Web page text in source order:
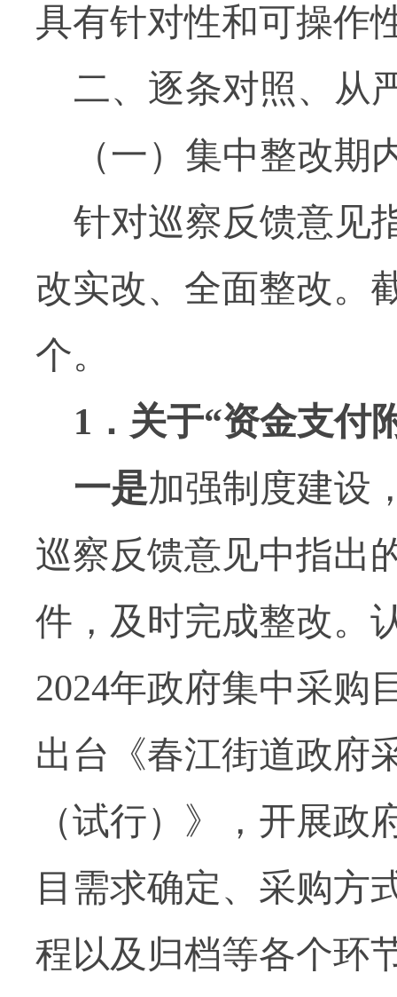
具有针对性和可操作
二、逐条对照、从
（一）集中整改期
针对巡察反馈意见
改实改、全面整改。
个。
1 ．关于“资金支付
一是加强制度建设
巡察反馈意见中指出
件，及时完成整改。
2024年政府集中采购
出台《春江街道政府
（试行）》，开展
目需求确定、采购方
程以及归档等各个环